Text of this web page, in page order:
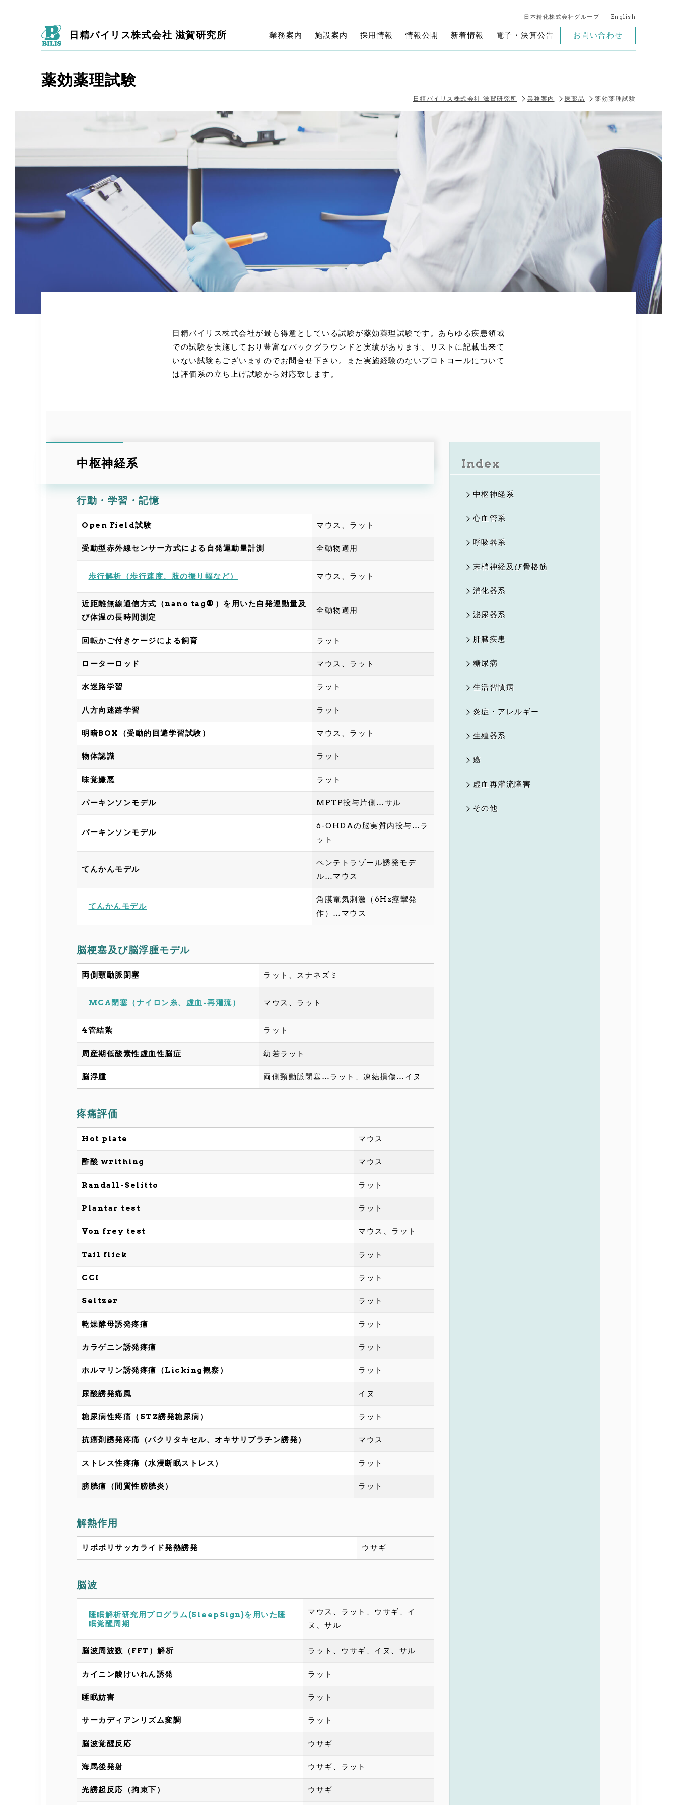
日本精化株式会社グループ English
日精バイリス株式会社 滋賀研究所 業務案内 施設案内 採用情報 情報公開 新着情報 電子・決算公告 お問い合わせ
薬効薬理試験
日精バイリス株式会社 滋賀研究所 業務案内 医薬品 薬効薬理試験
日精バイリス株式会社が最も得意としている試験が薬効薬理試験です。あらゆる疾患領域
での試験を実施しており豊富なバックグラウンドと実績があります。リストに記載出来て
いない試験もございますのでお問合せ下さい。また実施経験のないプロトコールについて
は評価系の立ち上げ試験から対応致します。
中枢神経系
行動・学習・記憶
Open Field試験 マウス、ラット
受動型赤外線センサー方式による自発運動量計測 全動物適用
歩行解析（歩行速度、肢の振り幅など） マウス、ラット
近距離無線通信方式（nano tag®）を用いた自発運動量及
び体温の長時間測定
全動物適用
回転かご付きケージによる飼育 ラット
ローターロッド マウス、ラット
水迷路学習 ラット
八方向迷路学習 ラット
明暗BOX（受動的回避学習試験） マウス、ラット
物体認識 ラット
味覚嫌悪 ラット
パーキンソンモデル MPTP投与片側…サル
パーキンソンモデル
6-OHDAの脳実質内投与…ラ
ット
てんかんモデル
ペンテトラゾール誘発モデ
ル…マウス
てんかんモデル
角膜電気刺激（6Hz痙攣発
作）…マウス
脳梗塞及び脳浮腫モデル
両側頸動脈閉塞 ラット、スナネズミ
MCA閉塞（ナイロン糸、虚血-再灌流） マウス、ラット
4管結紮 ラット
周産期低酸素性虚血性脳症 幼若ラット
脳浮腫 両側頸動脈閉塞…ラット、凍結損傷…イヌ
疼痛評価
Hot plate マウス
酢酸 writhing マウス
Randall-Selitto ラット
Plantar test ラット
Von frey test マウス、ラット
Tail flick ラット
CCI ラット
Seltzer ラット
乾燥酵母誘発疼痛 ラット
カラゲニン誘発疼痛 ラット
ホルマリン誘発疼痛（Licking観察） ラット
尿酸誘発痛風 イヌ
糖尿病性疼痛（STZ誘発糖尿病） ラット
抗癌剤誘発疼痛（パクリタキセル、オキサリプラチン誘発） マウス
ストレス性疼痛（水浸断眠ストレス） ラット
膀胱痛（間質性膀胱炎） ラット
解熱作用
リポポリサッカライド発熱誘発 ウサギ
脳波
睡眠解析研究用プログラム(SleepSign)を用いた睡
眠覚醒周期
マウス、ラット、ウサギ、イ
ヌ、サル
脳波周波数（FFT）解析 ラット、ウサギ、イヌ、サル
カイニン酸けいれん誘発 ラット
睡眠妨害 ラット
サーカディアンリズム変調 ラット
脳波覚醒反応 ウサギ
海馬後発射 ウサギ、ラット
光誘起反応（拘束下） ウサギ
Index
中枢神経系
心血管系
呼吸器系
末梢神経及び骨格筋
消化器系
泌尿器系
肝臓疾患
糖尿病
生活習慣病
炎症・アレルギー
生殖器系
癌
虚血再灌流障害
その他